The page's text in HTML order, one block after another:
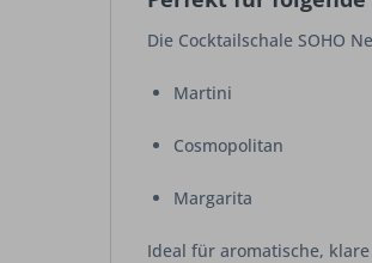
Die Cocktailschale SOHO
Martini
Cosmopolitan
Margarita
Ideal für aromatische,